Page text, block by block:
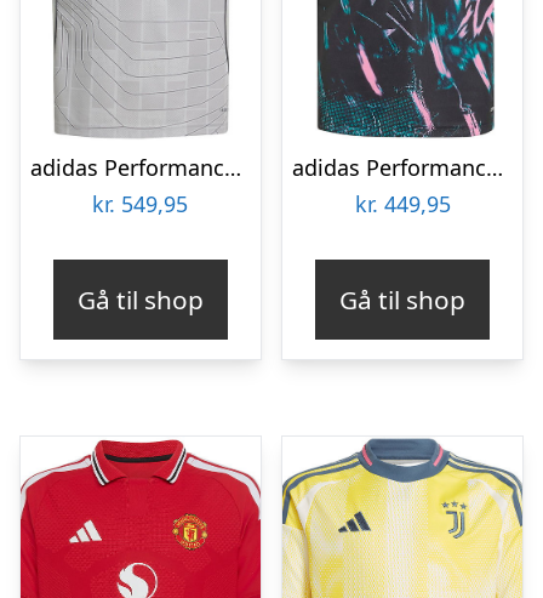
adidas Performance Fodboldtrøje – Lyon 3. Trøje – Li
kr. 549,95
Gå til shop
adidas Performance Fodboldtrøje – Liverpool 25/26 Pre Match – So
kr. 449,95
Gå til shop